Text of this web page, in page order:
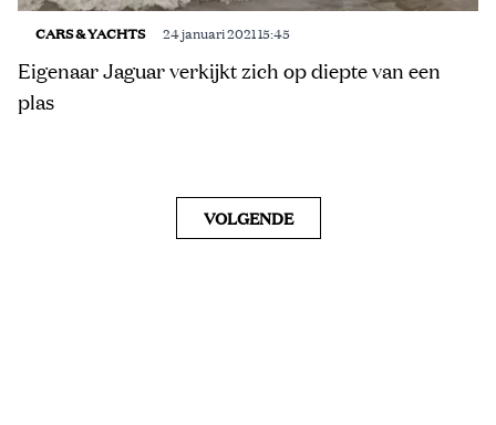
CARS & YACHTS 24 januari 2021 15:45
Eigenaar Jaguar verkijkt zich op diepte van een
plas
VOLGENDE